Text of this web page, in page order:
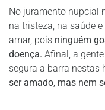
No juramento nupcial
na tristeza, na saúde
amar, pois ninguém
doença. Afinal, a
segura a barra nestas
ser amado, mas nem